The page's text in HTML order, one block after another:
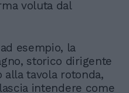
voluta dal
esempio, la
storico dirigente
tavola rotonda,
intendere come